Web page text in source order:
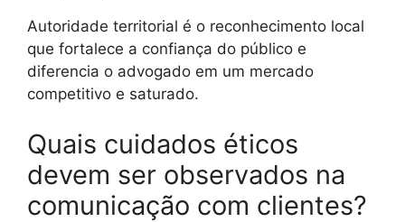
Autoridade territorial é o reconhecimento local
que fortalece a confiança do público e
diferencia o advogado em um mercado
competitivo e saturado.
Quais cuidados éticos
devem ser observados na
comunicação com clientes?